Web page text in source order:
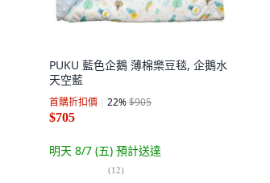
PUKU 藍色企鵝 薄棉樂豆毯, 企鵝水
天空藍
首購折扣價 22%$905
$705
明天 8/7 (五) 預計送達
(12)